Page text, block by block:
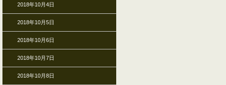
2018年10月4日
2018年10月5日
2018年10月6日
2018年10月7日
2018年10月8日